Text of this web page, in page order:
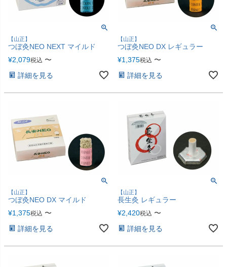
【山正】
つぼ灸NEO NEXT マイルド
¥2,079税込 〜
詳細を見る
【山正】
つぼ灸NEO DX レギュラー
¥1,375税込 〜
詳細を見る
【山正】
つぼ灸NEO DX マイルド
¥1,375税込 〜
詳細を見る
【山正】
長生灸 レギュラー
¥2,420税込 〜
詳細を見る